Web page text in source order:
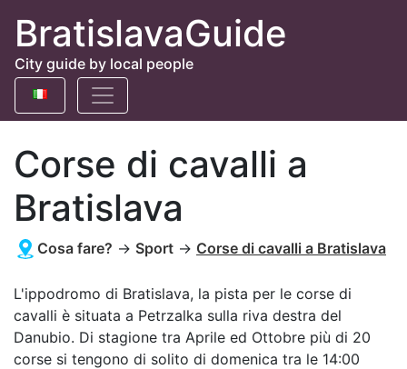
BratislavaGuide
City guide by local people
Corse di cavalli a
Bratislava
Cosa fare? → Sport → Corse di cavalli a Bratislava
L'ippodromo di Bratislava, la pista per le corse di
cavalli è situata a Petrzalka sulla riva destra del
Danubio. Di stagione tra Aprile ed Ottobre più di 20
corse si tengono di solito di domenica tra le 14:00